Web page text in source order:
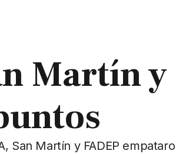
Martín y
Martín y FADEP